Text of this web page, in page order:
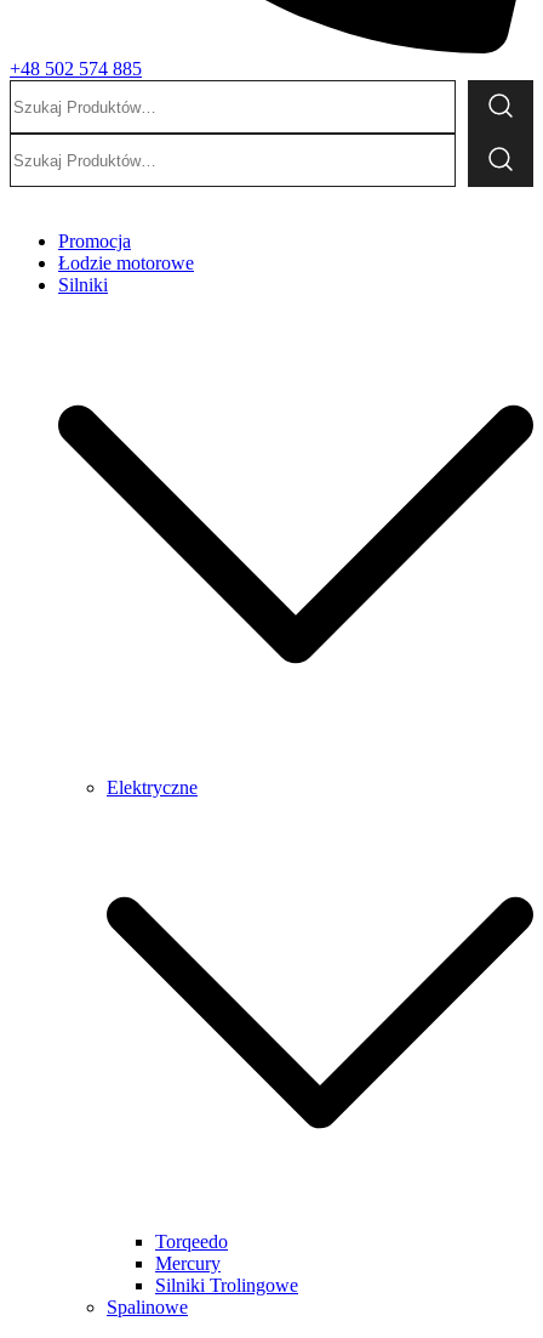
+48 502 574 885
Promocja
Łodzie motorowe
Silniki
Elektryczne
Torqeedo
Mercury
Silniki Trolingowe
Spalinowe